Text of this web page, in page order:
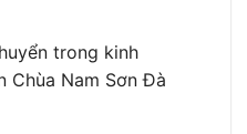
trong kinh
Chùa Nam Sơn Đà